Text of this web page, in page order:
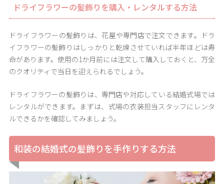
ドライフラワーの髪飾りを購入・レンタルする方法
ドライフラワーの髪飾りは、花屋や専門店で注文できます。ドラ
イフラワーの髪飾りはしっかりと乾燥させていれば半年ほどは寿
命があります。使用の1か月前には注文して購入しておくと、万全
のクオリティで当日を迎えられるでしょう。
ドライフラワーの髪飾りは、専門店や対応している結婚式場では
レンタルができます。まずは、式場の衣装担当スタッフにレンタ
ルできるかを確認してみましょう。
和装の結婚式の髪飾りを手作りする方法